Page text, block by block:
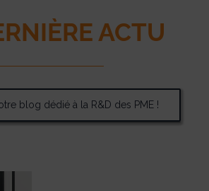
ACTU
blog dédié à la R&D des PME !